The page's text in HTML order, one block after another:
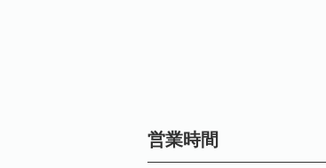
営業時間